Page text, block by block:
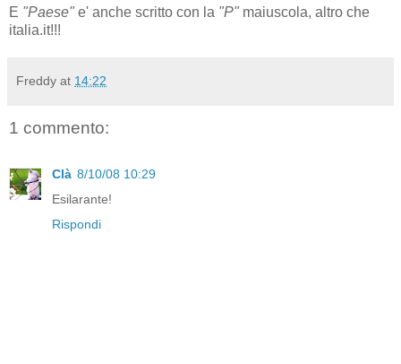
E "Paese" e' anche scritto con la "P" maiuscola, altro che
italia.it!!!
Freddy at 14:22
1 commento:
Clà 8/10/08 10:29
Esilarante!
Rispondi